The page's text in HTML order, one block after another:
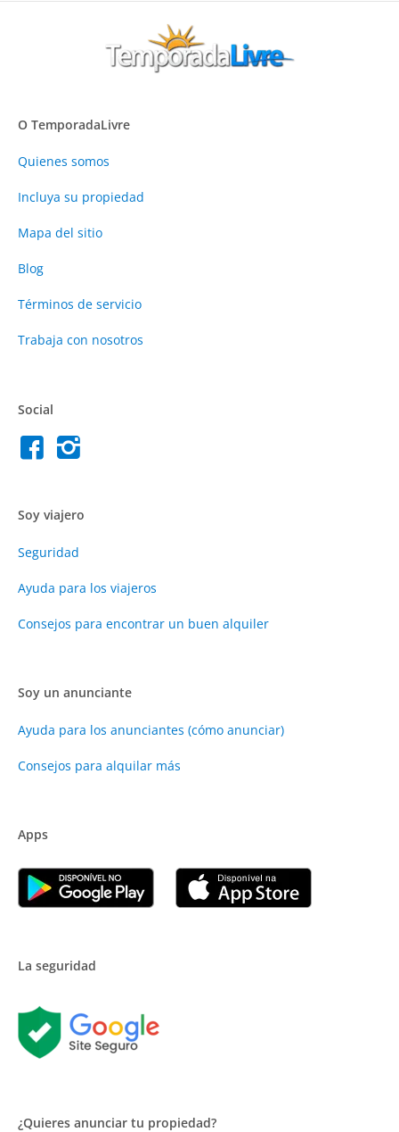
O TemporadaLivre
Quienes somos
Incluya su propiedad
Mapa del sitio
Blog
Términos de servicio
Trabaja con nosotros
Social
Soy viajero
Seguridad
Ayuda para los viajeros
Consejos para encontrar un buen alquiler
Soy un anunciante
Ayuda para los anunciantes (cómo anunciar)
Consejos para alquilar más
Apps
La seguridad
¿Quieres anunciar tu propiedad?